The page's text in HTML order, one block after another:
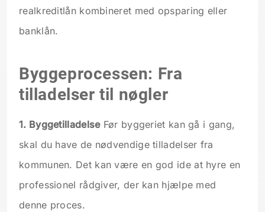
realkreditlån kombineret med opsparing eller
banklån.
Byggeprocessen: Fra
tilladelser til nøgler
1. ByggetilladelseFør byggeriet kan gå i gang,
skal du have de nødvendige tilladelser fra
kommunen. Det kan være en god ide at hyre en
professionel rådgiver, der kan hjælpe med
denne proces.